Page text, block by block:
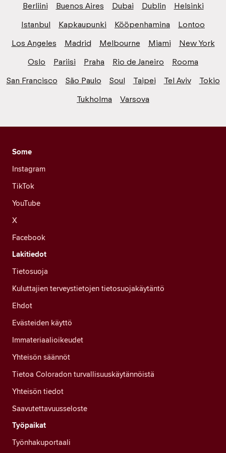
Berliini
Buenos Aires Dubai Dublin
Helsinki
Istanbul
Kapkaupunki Kööpenhamina
Lontoo
Los Angeles
Madrid Melbourne Miami
New York
Oslo
Pariisi Praha Rio de Janeiro
Rooma
San Francisco
São Paulo Soul Taipei Tel Aviv
Tokio
Tukholma
Varsova
Some
Instagram
TikTok
YouTube
X
Facebook
Lakitiedot
Tietosuoja
Kuluttajien terveystietojen tietosuojakäytäntö
Ehdot
Evästeiden käyttö
Immateriaalioikeudet
Yhteisön säännöt
Tietoa Coloradon turvallisuuskäytännöistä
Yhteisön tiedot
Saavutettavuusseloste
Työpaikat
Työnhakuportaali